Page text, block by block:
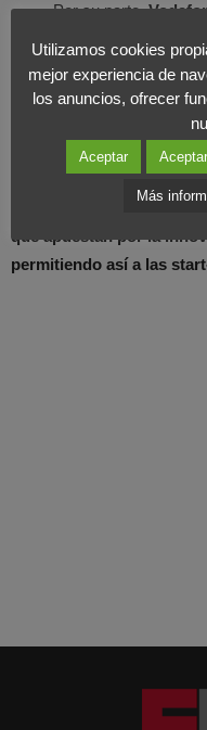
• Por su parte,
nuevos productos a
además de captar el
que apuestan por la
permitiendo así a las
Utilizamos cookies
mejor experiencia de
los anuncios, ofrecer
Aceptar
Más